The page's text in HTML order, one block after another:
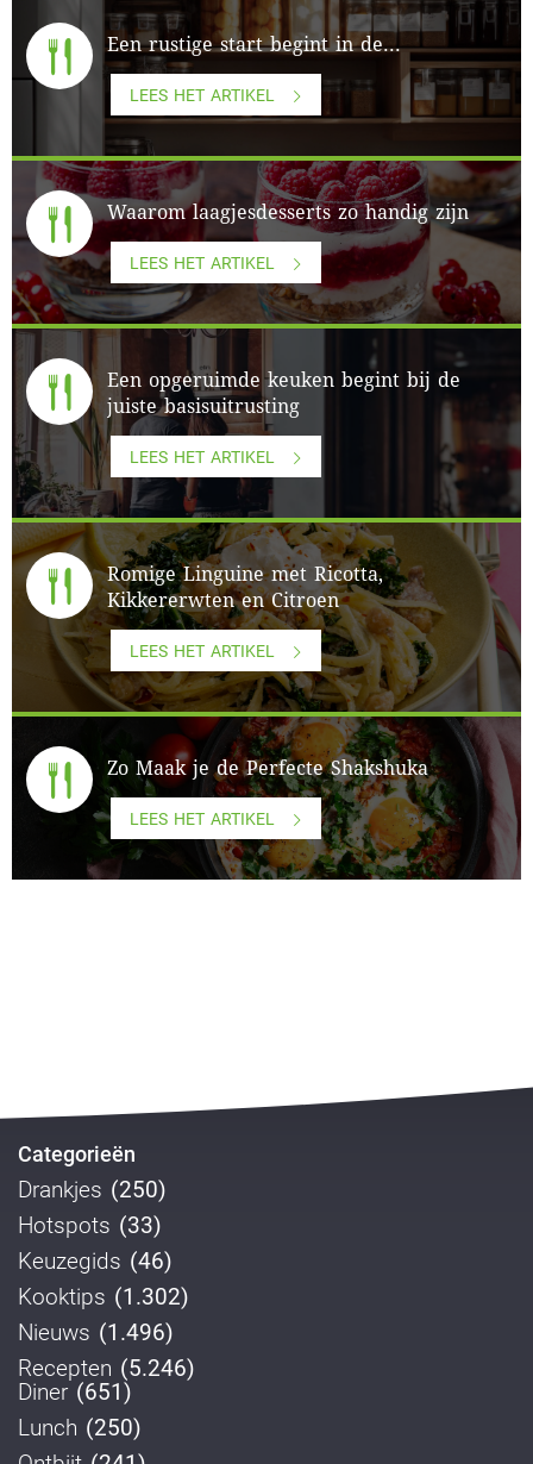
Een rustige start begint in de...
LEES HET ARTIKEL
Waarom laagjesdesserts zo handig zijn
LEES HET ARTIKEL
Een opgeruimde keuken begint bij de
juiste basisuitrusting
LEES HET ARTIKEL
Romige Linguine met Ricotta,
Kikkererwten en Citroen
LEES HET ARTIKEL
Zo Maak je de Perfecte Shakshuka
LEES HET ARTIKEL
Categorieën
Drankjes (250)
Hotspots (33)
Keuzegids (46)
Kooktips (1.302)
Nieuws (1.496)
Recepten (5.246)
Diner (651)
Lunch (250)